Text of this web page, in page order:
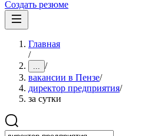
Создать резюме
Главная
/
... /
вакансии в Пензе/
директор предприятия/
за сутки